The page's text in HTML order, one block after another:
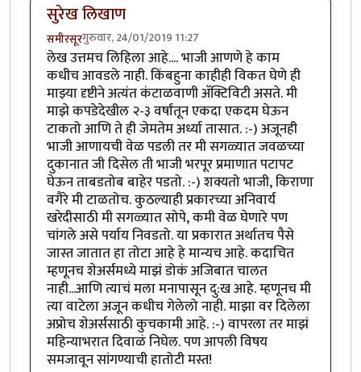
सुरेख लिखाण
समीरसूरगुरुवार, 24/01/2019 11:27
लेख उत्तमच लिहिला आहे.... भाजी आणणे हे काम
कधीच आवडले नाही. किंबहुना काहीही विकत घेणे ही
माझ्या दृष्टीने अत्यंत कंटाळवाणी अ‍ॅक्टिविटी असते. मी
माझे कपडेदेखील २-३ वर्षांतून एकदा एकदम घेऊन
टाकतो आणि ते ही जेमतेम अर्ध्या तासात. :-) अजूनही
भाजी आणायची वेळ पडली तर मी सगळ्यात जवळच्या
दुकानात जी दिसेल ती भाजी भरपूर प्रमाणात पटापट
घेऊन ताबडतोब बाहेर पडतो. :-) शक्यतो भाजी, किराणा
वगैरे मी टाळतोच. कुठल्याही प्रकारच्या अनिवार्य
खरेदीसाठी मी सगळ्यात सोपे, कमी वेळ घेणारे पण
चांगले असे पर्याय निवडतो. या प्रकारात अर्थातच पैसे
जास्त जातात हा तोटा आहे हे मान्यच आहे. कदाचित
म्हणूनच शेअर्समध्ये माझं डोकं अजिबात चालत
नाही...आणि त्याचं मला मनापासून दु:ख आहे. म्हणूनच मी
त्या वाटेला अजून कधीच गेलेलो नाही. माझा वर दिलेला
अप्रोच शेअर्ससाठी कुचकामी आहे. :-) वापरला तर माझं
महिन्याभरात दिवाळं निघेल. पण आपली विषय
समजावून सांगण्याची हातोटी मस्त!